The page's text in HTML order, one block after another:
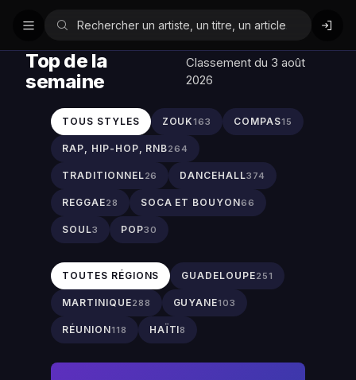
Top de la
semaine
Classement du 3 août
2026
TOUS STYLES ZOUK163 COMPAS15
RAP, HIP-HOP, RNB264
TRADITIONNEL26 DANCEHALL374
REGGAE28 SOCA ET BOUYON66
SOUL3 POP30
TOUTES RÉGIONS GUADELOUPE251
MARTINIQUE288 GUYANE103
RÉUNION118 HAÏTI8